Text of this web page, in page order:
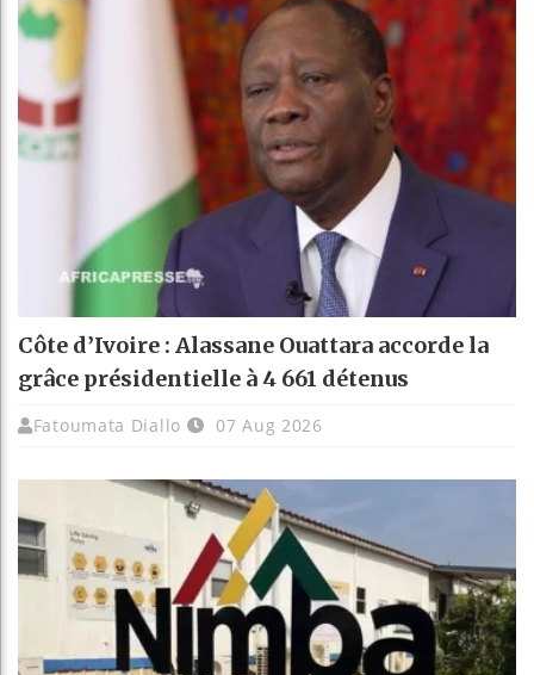
Côte d’Ivoire : Alassane Ouattara accorde la
grâce présidentielle à 4 661 détenus
Fatoumata Diallo 07 Aug 2026